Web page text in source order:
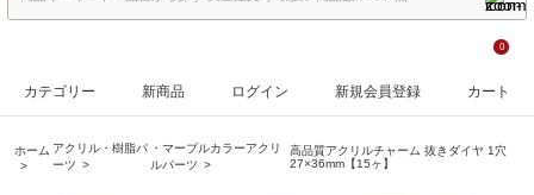
カテゴリー 新商品 ログイン 新規会員登録
0
カート
ホーム アクリル・樹脂パ
ーツ
・マーブルカラーアクリ
ルパーツ
高品質アクリルチャーム 抜きダイヤ 1穴
27×36mm【15ヶ】